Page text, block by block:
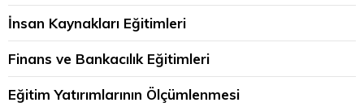
İnsan Kaynakları Eğitimleri
Finans ve Bankacılık Eğitimleri
Eğitim Yatırımlarının Ölçümlenmesi